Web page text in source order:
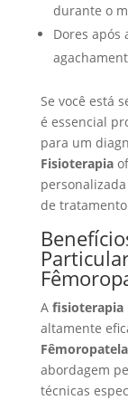
durante o
Dores após
Se você está
é essencial
para um
Fisioterapia
de
A fisioterapia
altamente
abordagem
técnicas